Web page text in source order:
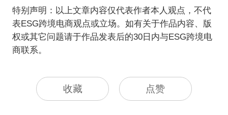
特别声明：以上文章内容仅代表作者本人观点，不代
表ESG跨境电商观点或立场。如有关于作品内容、版
权或其它问题请于作品发表后的30日内与ESG跨境电
商联系。
收藏 点赞